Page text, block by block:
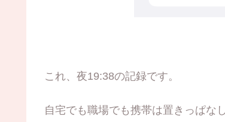
これ、夜19:38の記録です。
自宅でも職場でも携帯は置きっぱな